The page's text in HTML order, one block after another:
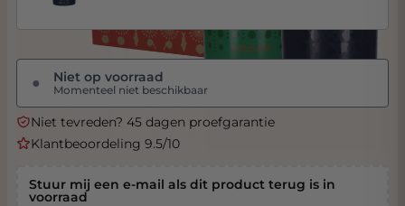
● Niet op voorraad
Momenteel niet beschikbaar
Niet tevreden? 45 dagen proefgarantie
Klantbeoordeling 9.5/10
Stuur mij een e-mail als dit product terug is in
voorraad